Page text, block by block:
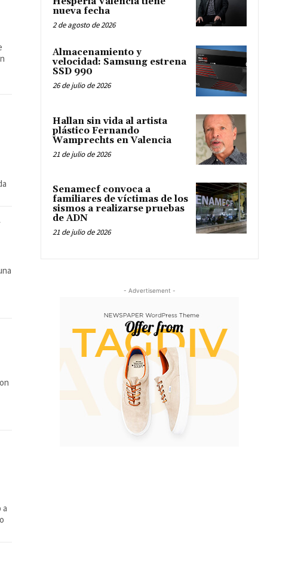
a
nueva fecha
2 de agosto de 2026
Almacenamiento y
velocidad: Samsung estrena
SSD 990
26 de julio de 2026
Hallan sin vida al artista
plástico Fernando
Wamprechts en Valencia
21 de julio de 2026
Senamecf convoca a
familiares de víctimas de los
sismos a realizarse pruebas
de ADN
21 de julio de 2026
- Advertisement -